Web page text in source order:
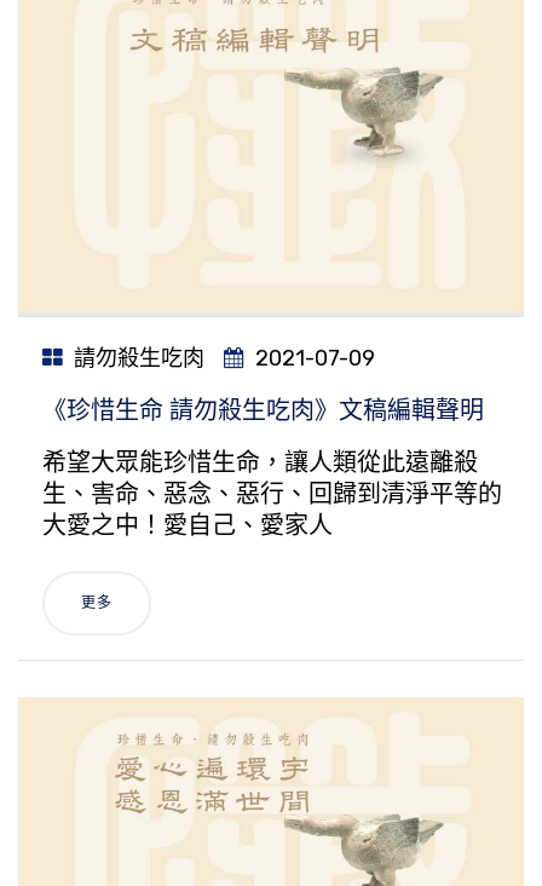
請勿殺生吃肉 2021-07-09
《珍惜生命 請勿殺生吃肉》文稿編輯聲明
希望大眾能珍惜生命，讓人類從此遠離殺
生、害命、惡念、惡行、回歸到清淨平等的
大愛之中！愛自己、愛家人
更多